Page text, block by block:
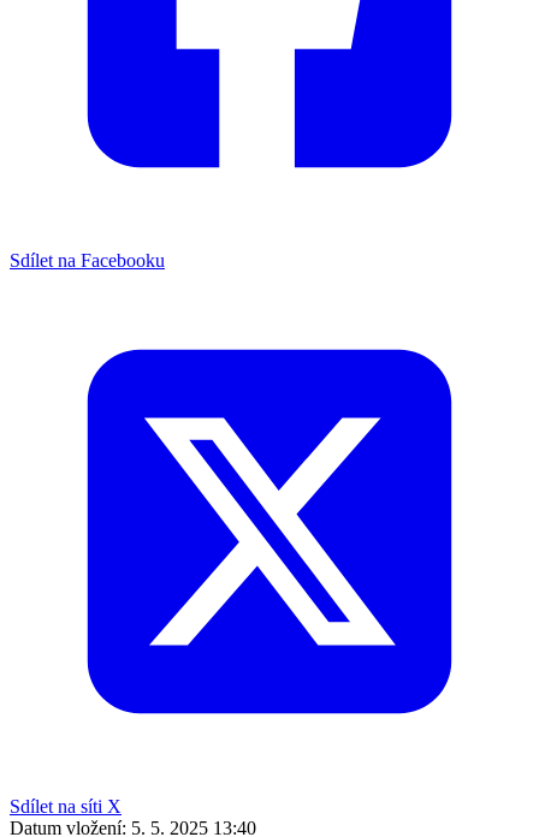
Sdílet na Facebooku
Sdílet na síti X
Datum vložení: 5. 5. 2025 13:40